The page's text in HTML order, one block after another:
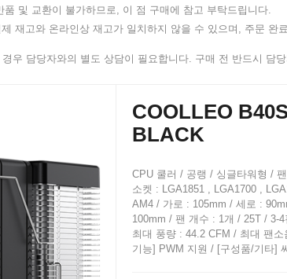
및 교환이 불가하므로, 이 점 구매에 참고 부탁드립니다.
재고와 온라인상 재고가 일치하지 않을 수 있으며, 주문
우 담당자와의 별도 상담이 필요합니다. 구매 전 반드시 담
COOLLEO
BLACK
CPU 쿨러 / 공랭 / 싱글타워형 /
소켓 : LGA1851 , LGA1700 ,
AM4 / 가로 : 105mm / 세로 :
100mm / 팬 개수 : 1개 / 25T / 3-
최대 풍량 : 44.2 CFM / 최대 팬
기능] PWM 지원 / [구성품/기타]